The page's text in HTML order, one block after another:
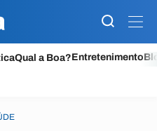
Qual a Boa?Entretenimento